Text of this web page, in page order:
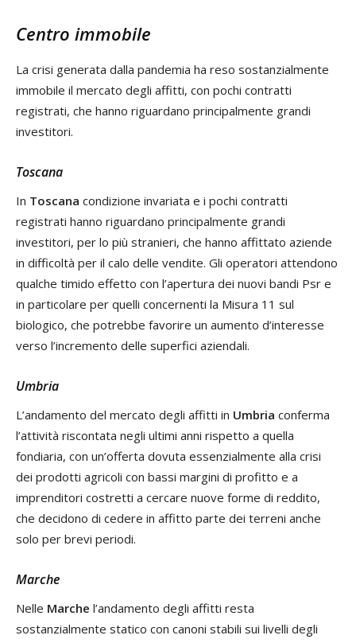
Centro immobile
La crisi generata dalla pandemia ha reso sostanzialmente
immobile il mercato degli affitti, con pochi contratti
registrati, che hanno riguardano principalmente grandi
investitori.
Toscana
In Toscana condizione invariata e i pochi contratti
registrati hanno riguardano principalmente grandi
investitori, per lo più stranieri, che hanno affittato aziende
in difficoltà per il calo delle vendite. Gli operatori attendono
qualche timido effetto con l’apertura dei nuovi bandi Psr e
in particolare per quelli concernenti la Misura 11 sul
biologico, che potrebbe favorire un aumento d’interesse
verso l’incremento delle superfici aziendali.
Umbria
L’andamento del mercato degli affitti in Umbria conferma
l’attività riscontata negli ultimi anni rispetto a quella
fondiaria, con un’offerta dovuta essenzialmente alla crisi
dei prodotti agricoli con bassi margini di profitto e a
imprenditori costretti a cercare nuove forme di reddito,
che decidono di cedere in affitto parte dei terreni anche
solo per brevi periodi.
Marche
Nelle Marche l’andamento degli affitti resta
sostanzialmente statico con canoni stabili sui livelli degli